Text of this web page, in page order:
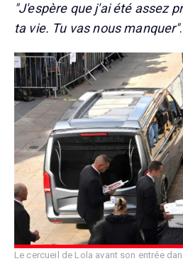
"J'espère que j'ai été assez
ta vie. Tu vas nous manquer".
Le cercueil de Lola avant son entrée